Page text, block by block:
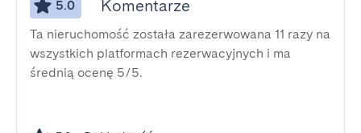
5.0 Komentarze
Ta nieruchomość została zarezerwowana 11 razy na
wszystkich platformach rezerwacyjnych i ma
średnią ocenę 5/5.